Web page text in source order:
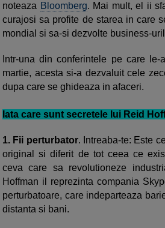
noteaza Bloomberg. Mai mult, el ii
curajosi sa profite de starea in care
mondial si sa-si dezvolte business-
Intr-una din conferintele pe care
martie, acesta si-a dezvaluit cele
dupa care se ghideaza in afaceri.
Iata care sunt secretele lui Reid
1. Fii perturbator. Intreaba-te: Este
originalsi diferit de tot ceea ce
ceva care sa revolutioneze
Hoffman il reprezinta compania
perturbatoare, care indeparteaza
distanta si bani.